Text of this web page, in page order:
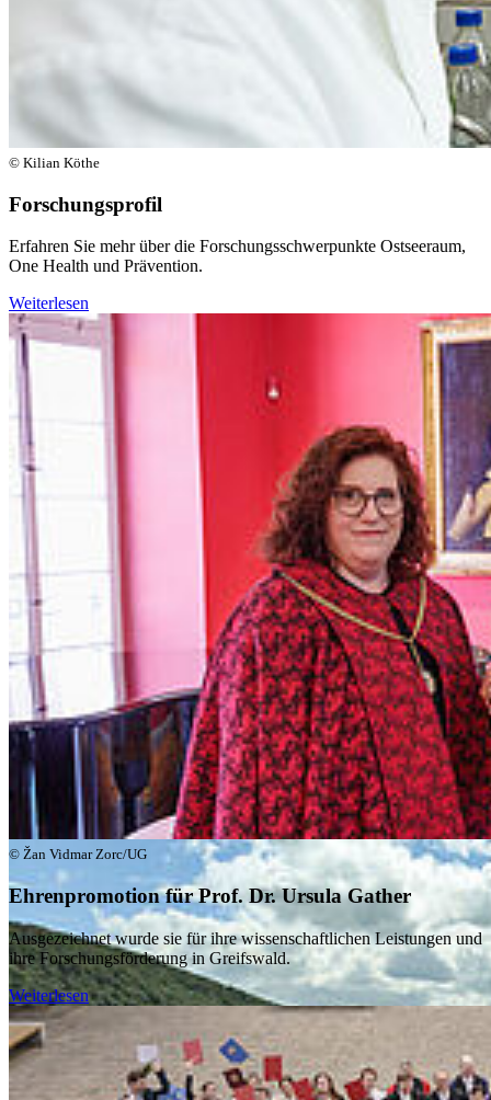
© Kilian Köthe
Forschungsprofil
Erfahren Sie mehr über die Forschungsschwerpunkte Ostseeraum,
One Health und Prävention.
Weiterlesen
© Žan Vidmar Zorc/UG
Ehrenpromotion für Prof. Dr. Ursula Gather
Ausgezeichnet wurde sie für ihre wissenschaftlichen Leistungen und
ihre Forschungsförderung in Greifswald.
Weiterlesen
Weiter
An der Universität Greifswald forschen wir heute für die
Zukunft von morgen: In unseren interdisziplinären
Forschungsschwerpunkten Ostseeraum, One Health und
Prävention entstehen neue Erkenntnisse für die Gesellschaft.
Die Sonderforschungsbereiche/Transregio WETSCAPES 2.0
und CONCENTRATE – zu Mooren und marinen Zuckern –
stehen exemplarisch für unsere Spitzenforschung zum
Klimawandel, einer der zentralen Herausforderungen unserer
Zeit. Unsere Forschende prägen ihre Fachgebiete und tragen
aktiv dazu bei, Wissen in konkrete Lösungen zu überführen.
Für uns bedeutet Forschung nicht nur Erkenntnisgewinn,
sondern Verantwortung: Wir setzen unser Wissen ein, um die
Welt nachhaltig zu verbessern.